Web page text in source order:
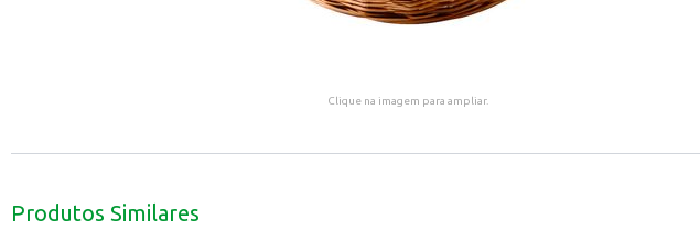
Clique na imagem para ampliar.
Produtos Similares